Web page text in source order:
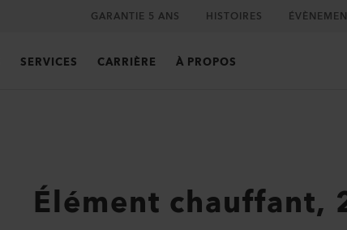
GARANTIE 5 ANS HISTOIRES
SERVICES CARRIÈRE À PROPOS
Élément chauffant,